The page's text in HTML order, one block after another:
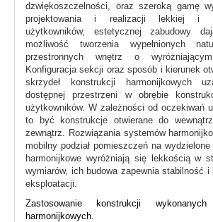
dzwiękoszczelności, oraz szeroką gamę
projektowania i realizacji lekkiej i
użytkowników, estetycznej zabudowy
możliwość tworzenia wypełnionych
przestronnych wnętrz o
Konfiguracja sekcji oraz sposób i kierunek
skrzydeł konstrukcji harmonijkowych
dostępnej przestrzeni w obrębie
użytkowników. W zależności od oczekiwań
to być konstrukcje otwierane do
zewnątrz. Rozwiązania systemów
mobilny podział pomieszczeń na
harmonijkowe wyróżniają się lekkością w
wymiarów, ich budowa zapewnia stabilność i
eksploatacji.
Zastosowanie konstrukcji
harmonijkowych.